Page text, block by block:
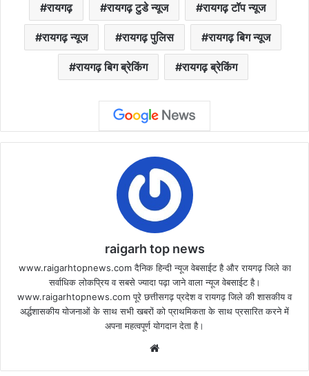
रायगढ़ रायगढ़ टुडे न्यूज रायगढ़ टॉप न्यूज
रायगढ़ न्यूज रायगढ़ पुलिस रायगढ़ बिग न्यूज
रायगढ़ बिग ब्रेकिंग रायगढ़ ब्रेकिंग
raigarh top news
www.raigarhtopnews.com दैनिक हिन्दी न्यूज वेबसाईट है और रायगढ़ जिले का
सर्वाधिक लोकप्रिय व सबसे ज्यादा पढ़ा जाने वाला न्यूज वेबसाईट है।
www.raigarhtopnews.com पूरे छत्तीसगढ़ प्रदेश व रायगढ़ जिले की शासकीय व
अर्द्धशासकीय योजनाओं के साथ सभी खबरों को प्राथमिकता के साथ प्रसारित करने में
अपना महत्वपूर्ण योगदान देता है।